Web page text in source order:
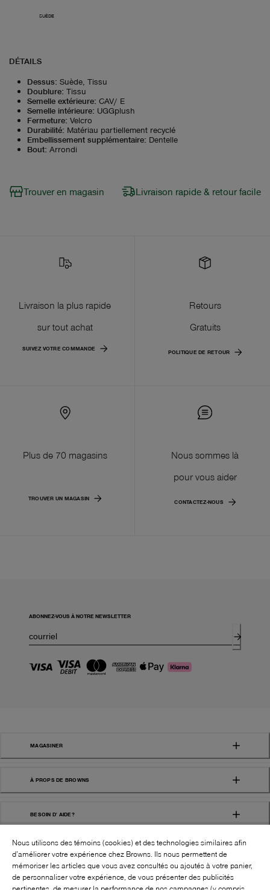
SUÈDE
DÉTAILS
Dessus: Suède, Tissu
Doublure: Tissu
Semelle extérieure: CAV/ E
Semelle intérieure: UGGplush
Fermeture: Velcro
Durabilité: Matériau partiellement recyclé
Embellissement supplémentaire: Dentelle
Bout: Arrondi
Trouver en magasin Livraison rapide & retour facile
Livraison la plus rapide
sur tout achat
SUIVEZ VOTRE COMMANDE
Retours
Gratuits
POLITIQUE DE RETOUR
Plus de 70 magasins
TROUVER UN MAGASIN
Nous sommes là
pour vous aider
CONTACTEZ-NOUS
ABONNEZ-VOUS À NOTRE NEWSLETTER
MAGASINER
À PROPS DE BROWNS
BESOIN D' AIDE?
Nous utilisons des témoins (cookies) et des technologies similaires afin
d’améliorer votre expérience chez Browns. Ils nous permettent de
mémoriser les articles que vous avez consultés ou ajoutés à votre panier,
de personnaliser votre expérience, de vous présenter des publicités